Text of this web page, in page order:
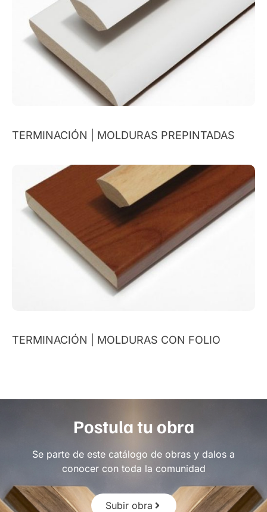
TERMINACIÓN | MOLDURAS PREPINTADAS
TERMINACIÓN | MOLDURAS CON FOLIO
Postula tu obra
Se parte de este catálogo de obras y dalos a
conocer con toda la comunidad
Subir obra